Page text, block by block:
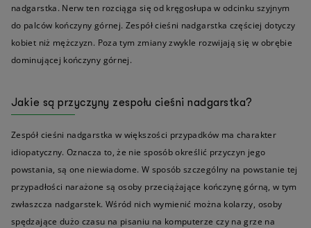
nadgarstka. Nerw ten rozciąga się od kręgosłupa w odcinku szyjnym
do palców kończyny górnej. Zespół cieśni nadgarstka częściej dotyczy
kobiet niż mężczyzn. Poza tym zmiany zwykle rozwijają się w obrębie
dominującej kończyny górnej.
Jakie są przyczyny zespołu cieśni nadgarstka?
Zespół cieśni nadgarstka w większości przypadków ma charakter
idiopatyczny. Oznacza to, że nie sposób określić przyczyn jego
powstania, są one niewiadome. W sposób szczególny na powstanie tej
przypadłości narażone są osoby przeciążające kończynę górną, w tym
zwłaszcza nadgarstek. Wśród nich wymienić można kolarzy, osoby
spędzające dużo czasu na pisaniu na komputerze czy na grze na